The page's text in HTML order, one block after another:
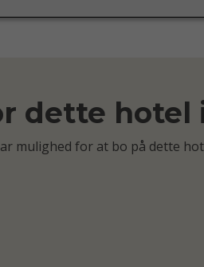
dette hotel
mulighed for at bo på dette